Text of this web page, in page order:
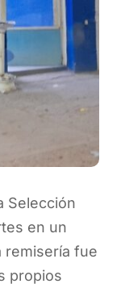
Selección
en un
remisería fue
propios